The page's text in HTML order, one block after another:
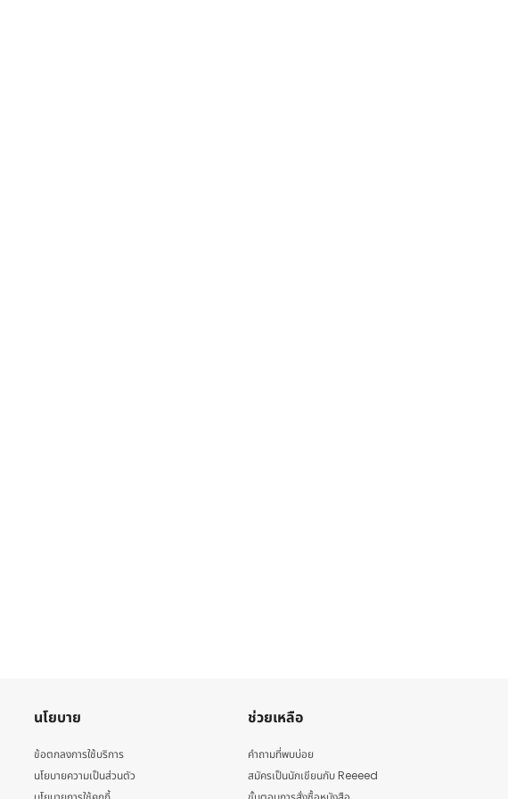
นโยบาย
ข้อตกลงการใช้บริการ
นโยบายความเป็นส่วนตัว
ช่วยเหลือ
คำถามที่พบบ่อย
สมัครเป็นนักเขียนกับ Reeeed